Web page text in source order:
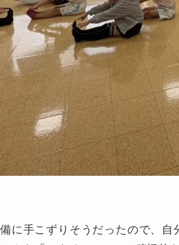
に手こずりそうだったので、自